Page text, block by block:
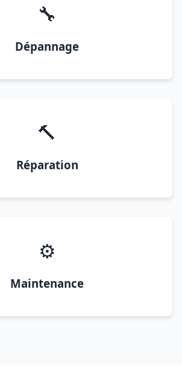
🔧
Dépannage
🔨
Réparation
⚙️
Maintenance